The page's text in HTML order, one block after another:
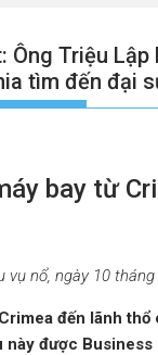
Triệu
tìm đến đại
bay từ
vụ nổ, ngày 10
đến lãnh
này được